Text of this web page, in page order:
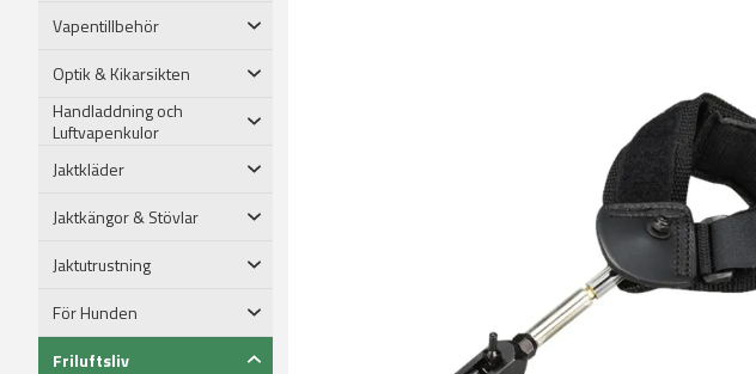
Vapentillbehör
Optik & Kikarsikten
Handladdning och
Luftvapenkulor
Jaktkläder
Jaktkängor & Stövlar
Jaktutrustning
För Hunden
Friluftsliv